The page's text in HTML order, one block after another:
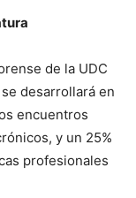
de la UDC
desarrollará en
encuentros
y un 25%
profesionales